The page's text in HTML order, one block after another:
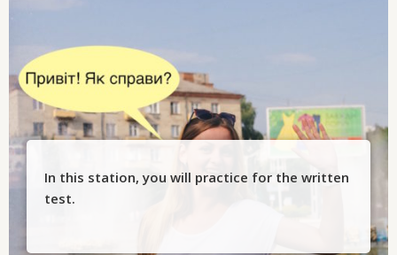
In this station, you will practice for the written
test.